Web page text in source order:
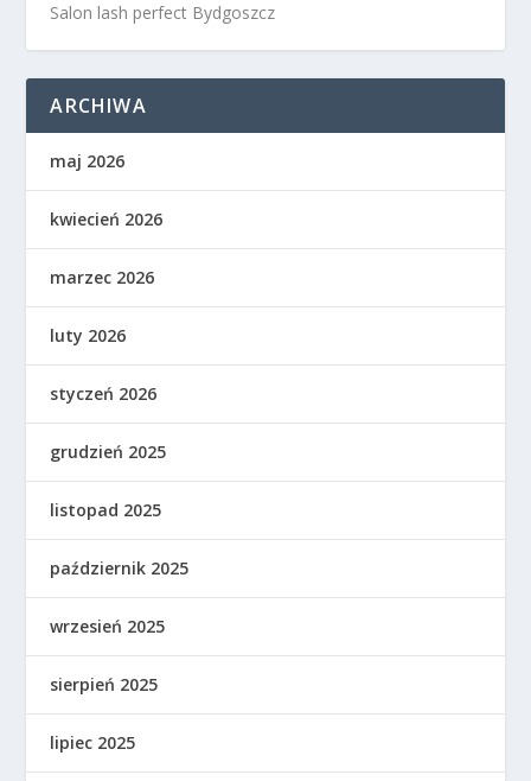
Salon lash perfect Bydgoszcz
ARCHIWA
maj 2026
kwiecień 2026
marzec 2026
luty 2026
styczeń 2026
grudzień 2025
listopad 2025
październik 2025
wrzesień 2025
sierpień 2025
lipiec 2025